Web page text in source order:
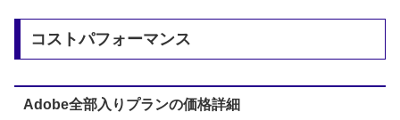
コストパフォーマンス
Adobe全部入りプランの価格詳細